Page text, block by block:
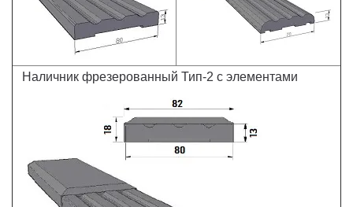
Наличник фрезерованный Тип-2 с элементами